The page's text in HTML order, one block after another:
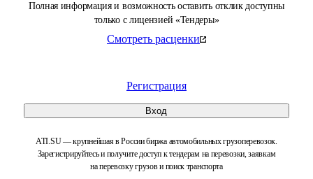
Полная информация и возможность оставить отклик доступны
только с лицензией «Тендеры»
Смотреть расценки
Регистрация
Вход
ATI.SU — крупнейшая в России биржа автомобильных грузоперевозок.
Зарегистрируйтесь и получите доступ к тендерам на перевозки, заявкам
на перевозку грузов и поиск транспорта